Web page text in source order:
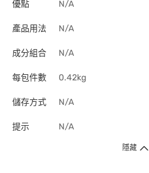
優點 N/A
產品用法 N/A
成分組合 N/A
每包件數 0.42kg
儲存方式 N/A
提示 N/A
隱藏